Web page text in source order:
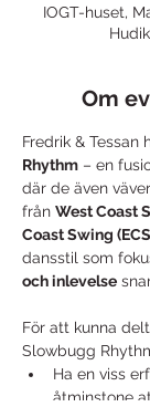
IOGT-huset,
Om
Fredrik & Tessan
Rhythm – en
där de även
från West Coast
Coast Swing
dansstil som
och inlevelse
För att kunna
Slowbugg
Ha en viss
åtminstone